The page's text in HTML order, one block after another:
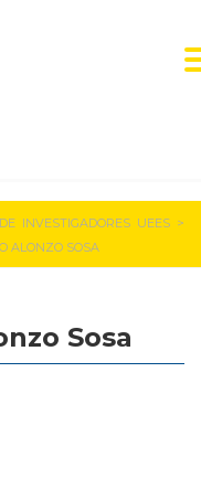
INVESTIGADORES UEES >
ALONZO SOSA
Sosa